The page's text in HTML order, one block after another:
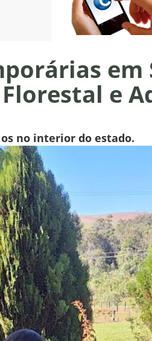
e
no interior do estado.